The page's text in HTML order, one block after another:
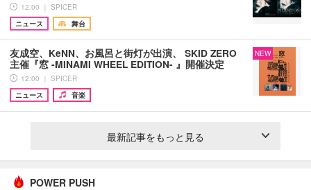
12:00 ｜ SPICER
ニュース
舞台
友成空、KeNN、お風呂と街灯が出演、 SKID ZERO
主催『窓 -MINAMI WHEEL EDITION- 』開催決定
12:00 ｜ SPICER
ニュース
音楽
NEW
最新記事をもっと見る
POWER PUSH